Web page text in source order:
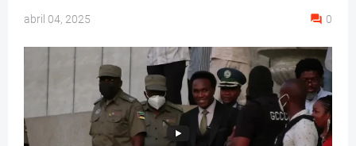
abril 04, 2025 0